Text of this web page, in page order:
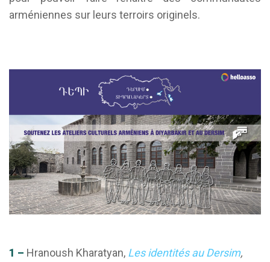
arméniennes sur leurs terroirs originels.
1 – Hranoush Kharatyan, Les identités au Dersim,